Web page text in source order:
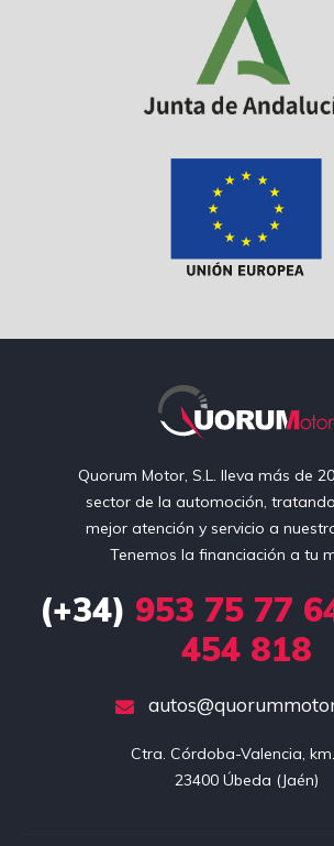
Quorum Motor, S.L. lleva más de
sector de la automoción,
mejor atención y servicio a
Tenemos la financiación a tu
(+34) 953 75 77
454 818
Ctra. Córdoba-Valencia,
23400 Úbeda (Jaén)